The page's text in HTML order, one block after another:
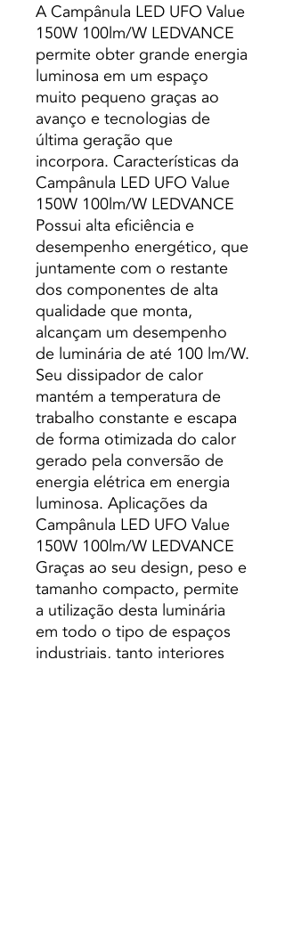
A Campânula LED UFO Value
150W 100lm/W LEDVANCE
permite obter grande energia
luminosa em um espaço
muito pequeno graças ao
avanço e tecnologias de
última geração que
incorpora. Características da
Campânula LED UFO Value
150W 100lm/W LEDVANCE
Possui alta eficiência e
desempenho energético, que
juntamente com o restante
dos componentes de alta
qualidade que monta,
alcançam um desempenho
de luminária de até 100 lm/W.
Seu dissipador de calor
mantém a temperatura de
trabalho constante e escapa
de forma otimizada do calor
gerado pela conversão de
energia elétrica em energia
luminosa. Aplicações da
Campânula LED UFO Value
150W 100lm/W LEDVANCE
Graças ao seu design, peso e
tamanho compacto, permite
a utilização desta luminária
em todo o tipo de espaços
industriais, tanto interiores